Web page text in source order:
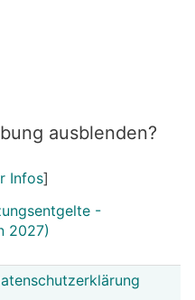
ausblenden?
Infos]
-
2027)